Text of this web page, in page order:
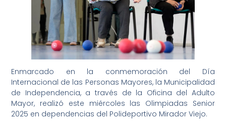
Enmarcado en la conmemoración del Día
Internacional de las Personas Mayores, la Municipalidad
de Independencia, a través de la Oficina del Adulto
Mayor, realizó este miércoles las Olimpiadas Senior
2025 en dependencias del Polideportivo Mirador Viejo.